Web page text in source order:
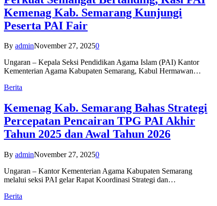
Kemenag Kab. Semarang Kunjungi
Peserta PAI Fair
By adminNovember 27, 20250
Ungaran – Kepala Seksi Pendidikan Agama Islam (PAI) Kantor
Kementerian Agama Kabupaten Semarang, Kabul Hermawan…
Berita
Kemenag Kab. Semarang Bahas Strategi
Percepatan Pencairan TPG PAI Akhir
Tahun 2025 dan Awal Tahun 2026
By adminNovember 27, 20250
Ungaran – Kantor Kementerian Agama Kabupaten Semarang
melalui seksi PAI gelar Rapat Koordinasi Strategi dan…
Berita